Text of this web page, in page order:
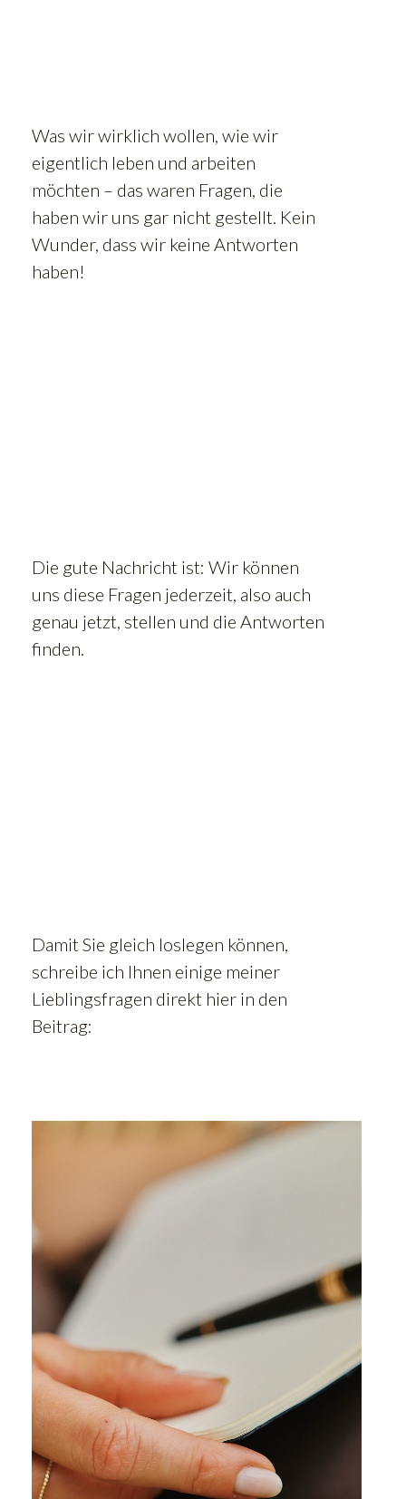
Was wir wirklich wollen, wie wir
eigentlich leben und arbeiten
möchten – das waren Fragen, die
haben wir uns gar nicht gestellt. Kein
Wunder, dass wir keine Antworten
haben!
Die gute Nachricht ist: Wir können
uns diese Fragen jederzeit, also auch
genau jetzt, stellen und die Antworten
finden.
Damit Sie gleich loslegen können,
schreibe ich Ihnen einige meiner
Lieblingsfragen direkt hier in den
Beitrag: